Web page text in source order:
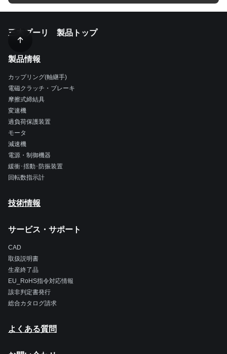
三木プーリ 製品トップ
製品情報
カップリング(軸継手)
電磁クラッチ・ブレーキ
摩擦式締結具
変速機
過負荷保護装置
モータ
減速機
電源・制御機器
緩衝･揺動･防振装置
回転数指示計
技術情報
サービス・サポート
CAD
取扱説明書
生産終了品
EU_RoHS指令対応情報
該非判定書発行
総合カタログ請求
よくある質問